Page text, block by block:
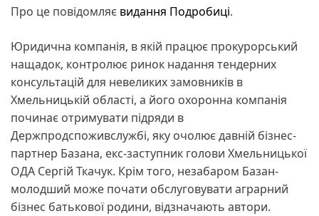
Про це повідомляє видання Подробиці.
​Юридична компанія, в якій працює прокурорський
нащадок, контролює ринок надання тендерних
консультацій для невеликих замовників в
Хмельницькій області, а його охоронна компанія
починає отримувати підряди в
Держпродспоживслужбі, яку очолює давній бізнес-
партнер Базана, екс-заступник голови Хмельницької
ОДА Сергій Ткачук. Крім того, незабаром Базан-
молодший може почати обслуговувати аграрний
бізнес батькової родини, відзначають автори.